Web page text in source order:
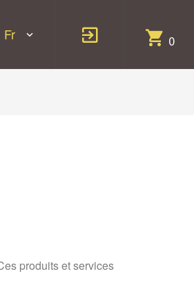
0
Fr
produits et services